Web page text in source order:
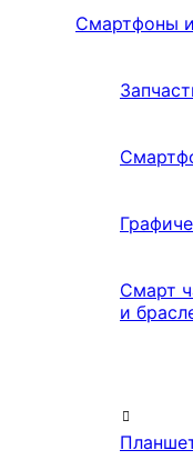
Смартфоны
Смарт
и